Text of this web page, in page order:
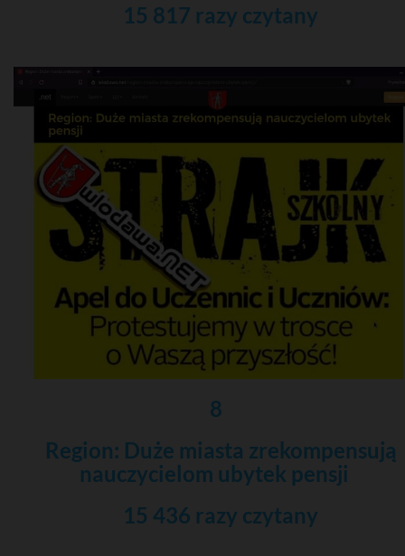
15 817 razy czytany
8
Region: Duże miasta zrekompensują
nauczycielom ubytek pensji
15 436 razy czytany